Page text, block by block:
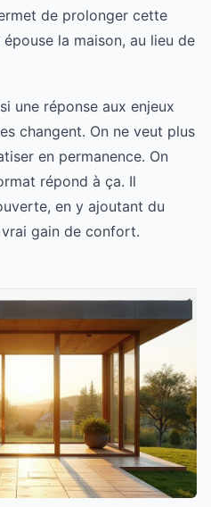
de prolonger cette
la maison, au lieu de
une réponse aux enjeux
changent. On ne veut plus
en permanence. On
répond à ça. Il
en y ajoutant du
gain de confort.